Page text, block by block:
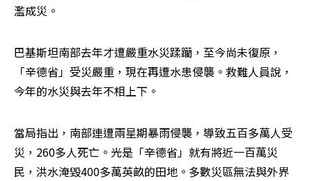
濫成災。
巴基斯坦南部去年才遭嚴重水災蹂躪，至今尚未復原，
「辛德省」受災嚴重，現在再遭水患侵襲。救難人員說，
今年的水災與去年不相上下。
當局指出，南部連遭兩星期暴雨侵襲，導致五百多萬人受
災，260多人死亡。光是「辛德省」就有將近一百萬災
民，洪水淹毀400多萬英畝的田地。多數災區無法與外界